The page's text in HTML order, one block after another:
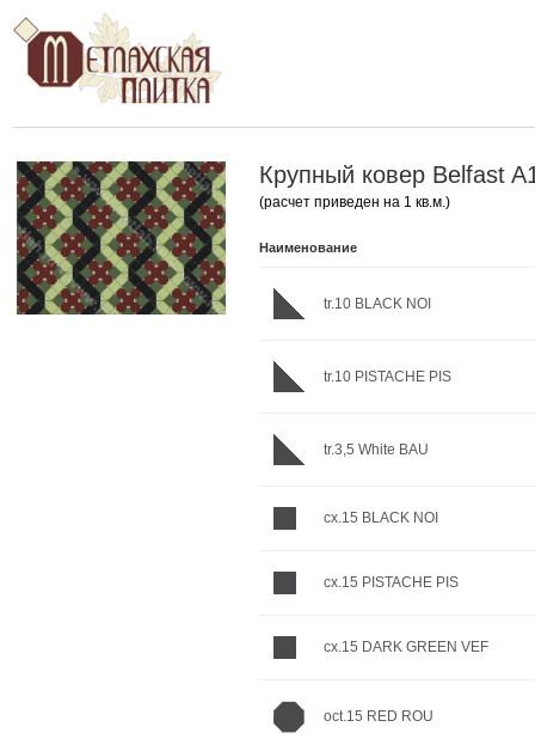
Крупный ковер Belfast
(расчет приведен на 1 кв.м.)
Наименование
tr.10 BLACK NOI
tr.10 PISTACHE PIS
tr.3,5 White BAU
cx.15 BLACK NOI
cx.15 PISTACHE PIS
cx.15 DARK GREEN VEF
oct.15 RED ROU